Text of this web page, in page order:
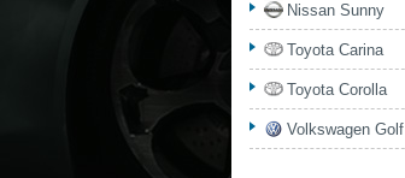
Nissan Sunny
Toyota Carina
Toyota Corolla
Volkswagen Golf